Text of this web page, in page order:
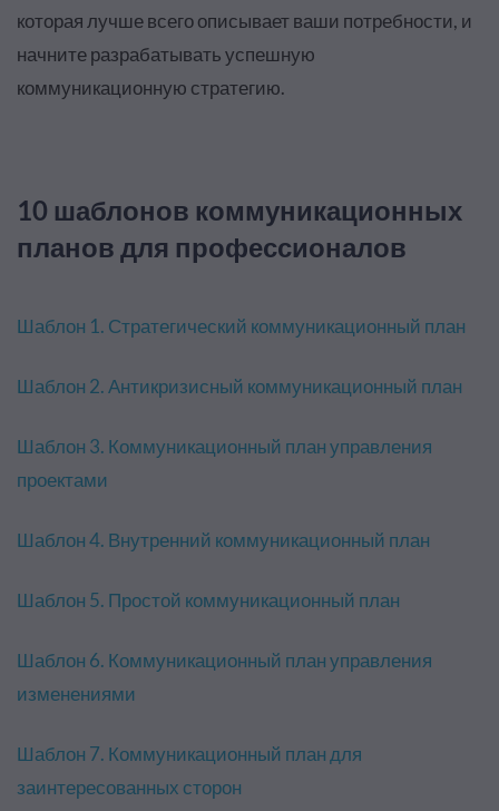
которая лучше всего описывает ваши потребности, и
начните разрабатывать успешную
коммуникационную стратегию.
10 шаблонов коммуникационных
планов для профессионалов
Шаблон 1. Стратегический коммуникационный план
Шаблон 2. Антикризисный коммуникационный план
Шаблон 3. Коммуникационный план управления
проектами
Шаблон 4. Внутренний коммуникационный план
Шаблон 5. Простой коммуникационный план
Шаблон 6. Коммуникационный план управления
изменениями
Шаблон 7. Коммуникационный план для
заинтересованных сторон